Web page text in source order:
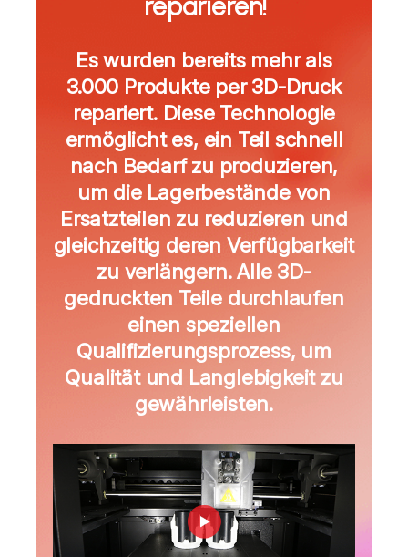
reparieren!
Es wurden bereits mehr als
3.000 Produkte per 3D-Druck
repariert. Diese Technologie
ermöglicht es, ein Teil schnell
nach Bedarf zu produzieren,
um die Lagerbestände von
Ersatzteilen zu reduzieren und
gleichzeitig deren Verfügbarkeit
zu verlängern. Alle 3D-
gedruckten Teile durchlaufen
einen speziellen
Qualifizierungsprozess, um
Qualität und Langlebigkeit zu
gewährleisten.